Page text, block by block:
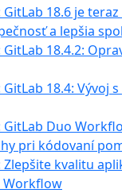
GitLab 18.6 je
a lepšia
GitLab 18.4.2:
GitLab 18.4: Vývoj
GitLab Duo
pri kódovaní
Zlepšite kvalitu
Workflow